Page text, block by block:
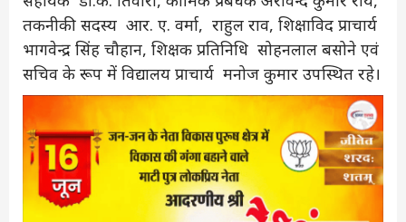
तकनीकी सदस्य आर. ए. वर्मा, राहुल राव, शिक्षाविद प्राचार्य
भागवेन्द्र सिंह चौहान, शिक्षक प्रतिनिधि सोहनलाल बसोने एवं
सचिव के रूप में विद्यालय प्राचार्य मनोज कुमार उपस्थित रहे।